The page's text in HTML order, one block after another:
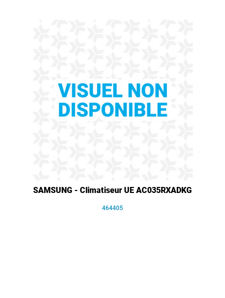
SAMSUNG - Climatiseur UE AC035RXADKG
464405